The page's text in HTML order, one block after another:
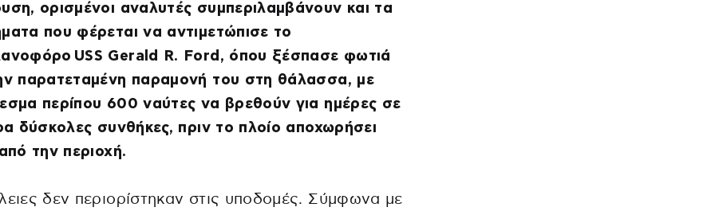
ορισμένοι αναλυτές συμπεριλαμβάνουν και τα
που φέρεται να αντιμετώπισε το
USS Gerald R. Ford, όπου ξέσπασε φωτιά
παρατεταμένη παραμονή του στη θάλασσα, με
περίπου 600 ναύτες να βρεθούν για ημέρες σε
δύσκολες συνθήκες, πριν το πλοίο αποχωρήσει
την περιοχή.
δεν περιορίστηκαν στις υποδομές. Σύμφωνα με